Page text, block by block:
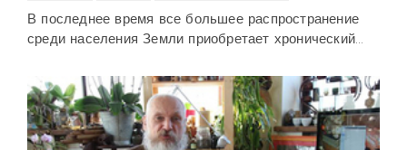
В последнее время все большее распространение
среди населения Земли приобретает хронический...